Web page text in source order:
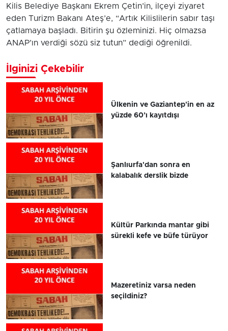
Kilis Belediye Başkanı Ekrem Çetin’in, ilçeyi ziyaret
eden Turizm Bakanı Ateş’e, “Artık Kilislilerin sabır taşı
çatlamaya başladı. Bitirin şu özleminizi. Hiç olmazsa
ANAP’ın verdiği sözü siz tutun” dediği öğrenildi.
İlginizi Çekebilir
Ülkenin ve Gaziantep'in en az
yüzde 60’ı kayıtdışı
Şanlıurfa'dan sonra en
kalabalık derslik bizde
Kültür Parkında mantar gibi
sürekli kefe ve büfe türüyor
Mazeretiniz varsa neden
seçildiniz?